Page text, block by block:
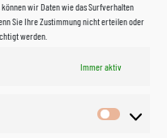
können wir Daten wie das Surfverhalten
Sie Ihre Zustimmung nicht erteilen oder
werden.
Immer aktiv
Vorlieben